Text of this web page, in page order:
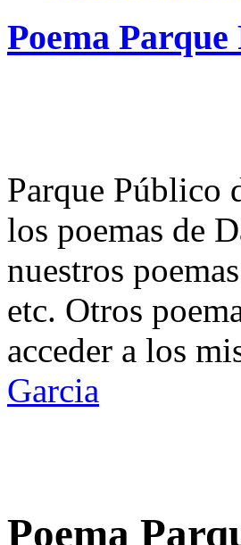
Poema
Parque Público
los poemas de
nuestros
etc. Otros
acceder a los
Garcia
Poema